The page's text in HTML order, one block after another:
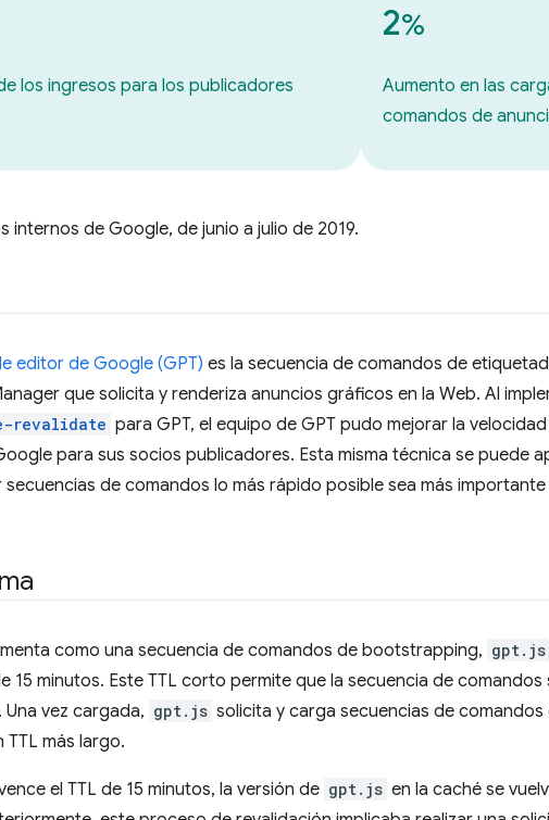
los ingresos para los publicadores
2%
Aumento en las
comandos de
internos de Google, de junio a julio de 2019.
editor de Google (GPT) es la secuencia de comandos de
que solicita y renderiza anuncios gráficos en la Web. Al
revalidate para GPT, el equipo de GPT pudo mejorar la
para sus socios publicadores. Esta misma técnica se puede
secuencias de comandos lo más rápido posible sea más
como una secuencia de comandos de bootstrapping, gpt.js
15 minutos. Este TTL corto permite que la secuencia de
vez cargada, gpt.js solicita y carga secuencias de
TTL más largo.
el TTL de 15 minutos, la versión de gpt.js en la caché se